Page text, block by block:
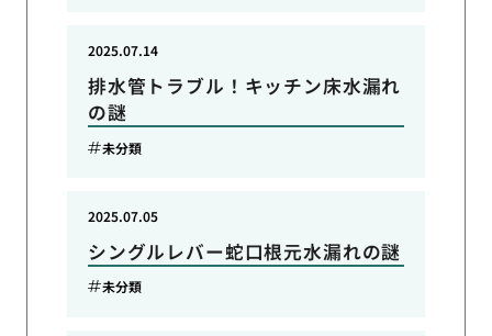
排水管トラブル！キッチン床水漏れ
の謎
2025.07.14
未分類
シングルレバー蛇口根元水漏れの謎
2025.07.05
未分類